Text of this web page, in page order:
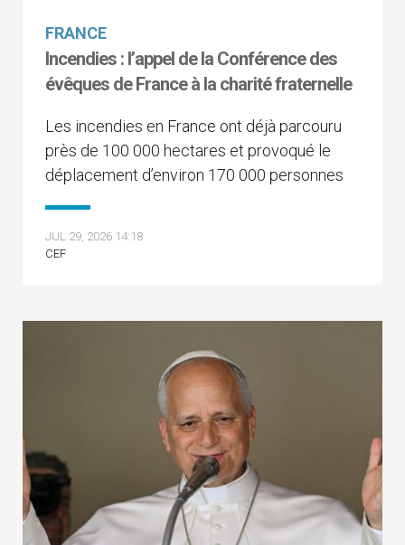
FRANCE
Incendies : l’appel de la Conférence des
évêques de France à la charité fraternelle
Les incendies en France ont déjà parcouru
près de 100 000 hectares et provoqué le
déplacement d’environ 170 000 personnes
JUL 29, 2026 14:18
CEF